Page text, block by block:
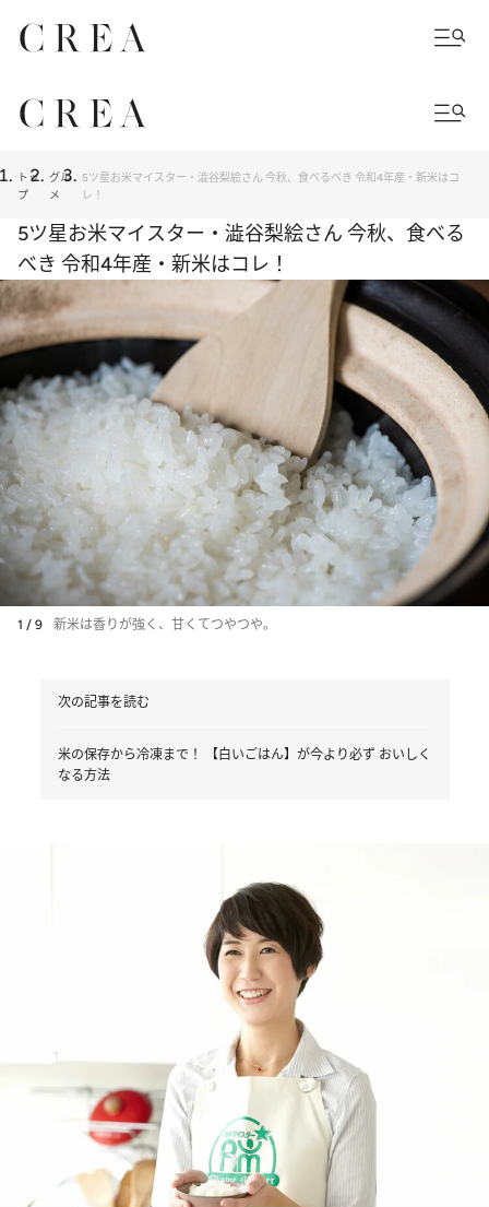
トッ
プ
グル
メ
5ツ星お米マイスター・澁谷梨絵さん 今秋、食べるべき 令和4年産・新米はコ
レ！
5ツ星お米マイスター・澁谷梨絵さん 今秋、食べる
べき 令和4年産・新米はコレ！
1 / 9 新米は香りが強く、甘くてつやつや。
次の記事を読む
米の保存から冷凍まで！ 【白いごはん】が今より必ず おいしく
なる方法